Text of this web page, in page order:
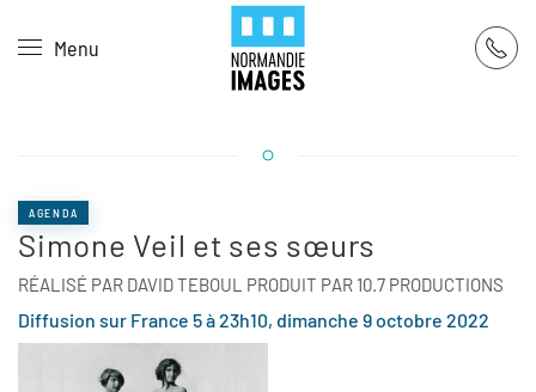
Skip to main content
Menu
AGENDA
Simone Veil et ses sœurs
RÉALISÉ PAR DAVID TEBOUL PRODUIT PAR 10.7 PRODUCTIONS
Diffusion sur France 5 à 23h10, dimanche 9 octobre 2022
Panneau de gestion des cookies